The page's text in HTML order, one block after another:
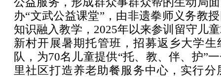
办“文武公益课堂”，由非遗拳师义务教
知识融入教学，2025年以来参训留守儿
新村开展暑期托管班，招募返乡大学生
队，为70名儿童提供“托、教、伴、护”
里社区打造养老助餐服务中心，实行